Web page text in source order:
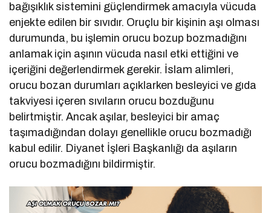
bağışıklık sistemini güçlendirmek amacıyla vücuda
enjekte edilen bir sıvıdır. Oruçlu bir kişinin aşı olması
durumunda, bu işlemin orucu bozup bozmadığını
anlamak için aşının vücuda nasıl etki ettiğini ve
içeriğini değerlendirmek gerekir. İslam alimleri,
orucu bozan durumları açıklarken besleyici ve gıda
takviyesi içeren sıvıların orucu bozduğunu
belirtmiştir. Ancak aşılar, besleyici bir amaç
taşımadığından dolayı genellikle orucu bozmadığı
kabul edilir. Diyanet İşleri Başkanlığı da aşıların
orucu bozmadığını bildirmiştir.